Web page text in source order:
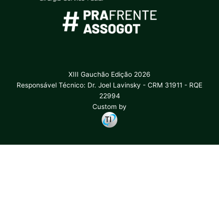
XIII Gauchão Edição 2026
Responsável Técnico: Dr. Joel Lavinsky - CRM 31911 - RQE
22994
Custom by